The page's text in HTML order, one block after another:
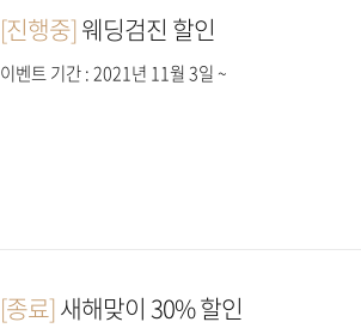
[진행중]웨딩검진 할인
이벤트 기간 : 2021년 11월 3일 ~
[종료]새해맞이 30% 할인